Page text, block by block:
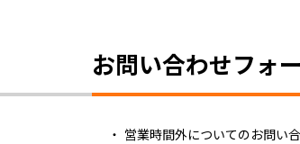
お問い合わせフォ
営業時間外についてのお問い